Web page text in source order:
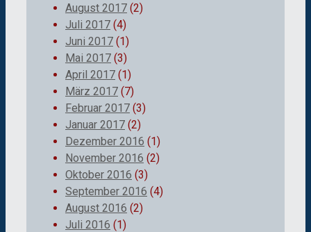
August 2017 (2)
Juli 2017 (4)
Juni 2017 (1)
Mai 2017 (3)
April 2017 (1)
März 2017 (7)
Februar 2017 (3)
Januar 2017 (2)
Dezember 2016 (1)
November 2016 (2)
Oktober 2016 (3)
September 2016 (4)
August 2016 (2)
Juli 2016 (1)